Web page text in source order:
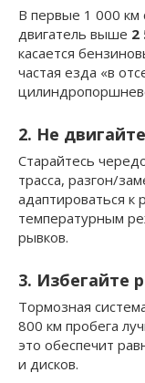
В первые 1 000 км
двигатель выше 2
касается
частая езда «в
2. Не
Старайтесь
трасса, разгон/
адаптироваться к
температурным
рывков.
3. Избегайте
Тормозная
800 км пробега
это обеспечит
и дисков.